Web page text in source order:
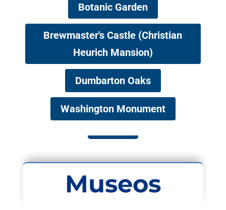
Botanic Garden
Brewmaster's Castle (Christian
Heurich Mansion)
Dumbarton Oaks
Washington Monument
Museos